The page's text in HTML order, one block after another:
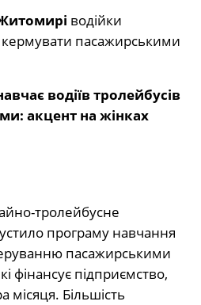
водійки
кермувати пасажирськими
водіїв тролейбусів
акцент на жінках
тролейбусне
програму навчання
пасажирськими
фінансує підприємство,
місяця. Більшість